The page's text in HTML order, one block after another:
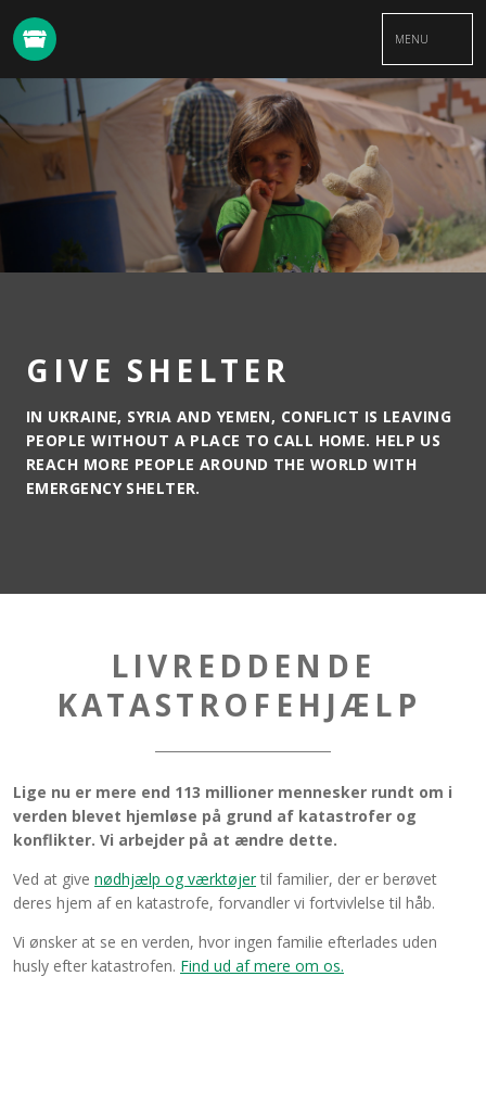
MENU
GIVE SHELTER
IN UKRAINE, SYRIA AND YEMEN, CONFLICT IS LEAVING
PEOPLE WITHOUT A PLACE TO CALL HOME. HELP US
REACH MORE PEOPLE AROUND THE WORLD WITH
EMERGENCY SHELTER.
LIVREDDENDE
KATASTROFEHJÆLP
Lige nu er mere end 113 millioner mennesker rundt om i
verden blevet hjemløse på grund af katastrofer og
konflikter. Vi arbejder på at ændre dette.
Ved at give nødhjælp og værktøjertil familier, der er berøvet
deres hjem af en katastrofe, forvandler vi fortvivlelse til håb.
Vi ønsker at se en verden, hvor ingen familie efterlades uden
husly efter katastrofen. Find ud af mere om os.